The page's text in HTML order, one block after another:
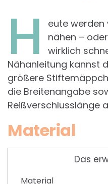
H
eute werden
nähen –
wirklich
Nähanleitung kannst
größere
die Breitenangabe
Reißverschlusslänge
Material
Das
Material